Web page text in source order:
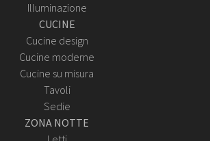
Illuminazione
CUCINE
Cucine design
Cucine moderne
Cucine su misura
Tavoli
Sedie
ZONA NOTTE